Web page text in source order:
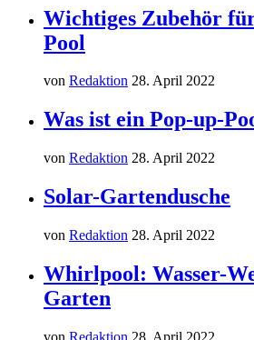
Wichtiges Zubehör
Pool
von Redaktion 28. April 2022
Was ist ein Pop-up-
von Redaktion 28. April 2022
Solar-Gartendusche
von Redaktion 28. April 2022
Whirlpool: Wasser-
Garten
von Redaktion 28. April 2022